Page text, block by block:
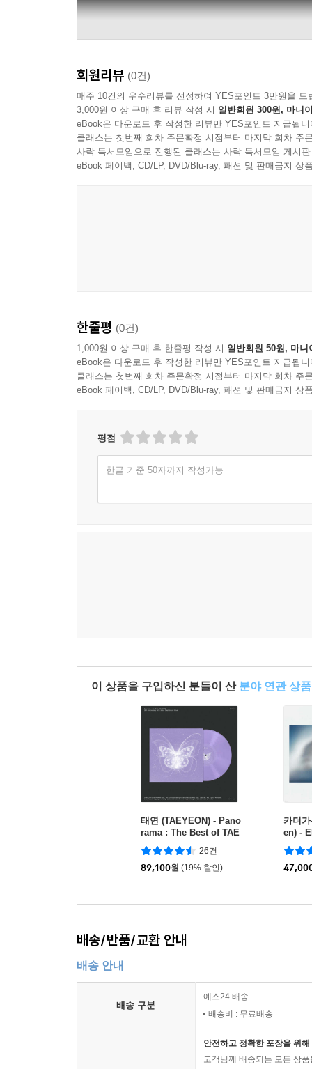
회원리뷰 (0건)
매주 10건의 우수리뷰를 선정하여 YES포인트 3만원을 드
3,000원 이상 구매 후 리뷰 작성 시 일반회원 300원, 마니
eBook은 다운로드 후 작성한 리뷰만 YES포인트 지급됩니
클래스는 첫번째 회차 주문확정 시점부터 마지막 회차 주
사락 독서모임으로 진행된 클래스는 사락 독서모임 게시
eBook 페이백, CD/LP, DVD/Blu-ray, 패션 및 판매금지 상
한줄평 (0건)
1,000원 이상 구매 후 한줄평 작성 시 일반회원 50원, 마니
eBook은 다운로드 후 작성한 리뷰만 YES포인트 지급됩니
클래스는 첫번째 회차 주문확정 시점부터 마지막 회차 주
eBook 페이백, CD/LP, DVD/Blu-ray, 패션 및 판매금지 상
평점
한글 기준 50자까지 작성가능
이 상품을 구입하신 분들이 산 분야 연관 상품
태연 (TAEYEON) - Pano
rama : The Best of TAE
YEON [컬러 2LP]
26건
89,100원 (19% 할인)
카더
en) -
[블루
배송/반품/교환 안내
배송 안내
배송 구분
예스24 배송
배송비 : 무료배송
안전하고 정확한 포장을 위
고객님께 배송되는 모든 상